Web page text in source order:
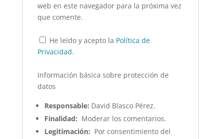
web en este navegador para la próxima vez
que comente.
He leído y acepto la Política de
Privacidad.
Información básica sobre protección de
datos
Responsable: David Blasco Pérez.
Finalidad: Moderar los comentarios.
Legitimación: Por consentimiento del